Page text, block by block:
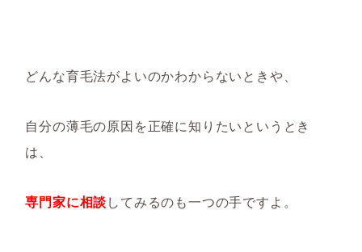
どんな育毛法がよいのかわからないときや、
自分の薄毛の原因を正確に知りたいというとき
は、
専門家に相談してみるのも一つの手ですよ。